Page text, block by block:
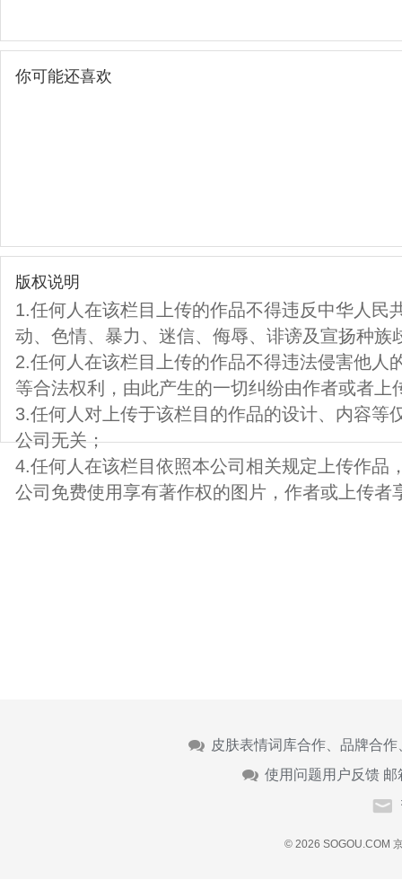
你可能还喜欢
版权说明
1.任何人在该栏目上传的作品不得违反中华人民
动、色情、暴力、迷信、侮辱、诽谤及宣扬种族
2.任何人在该栏目上传的作品不得违法侵害他人
等合法权利，由此产生的一切纠纷由作者或者上
3.任何人对上传于该栏目的作品的设计、内容等
公司无关；
4.任何人在该栏目依照本公司相关规定上传作品
公司免费使用享有著作权的图片，作者或上传者
皮肤表情词库合作、品牌合
使用问题用户反馈 邮
© 2026 SOGOU.COM